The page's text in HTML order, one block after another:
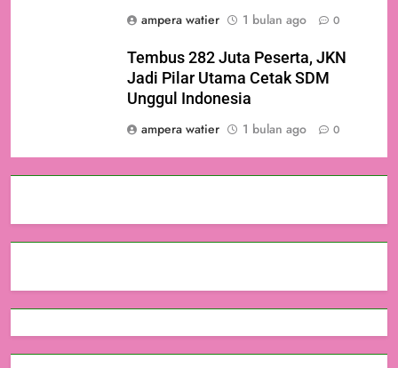
ampera watier
1 bulan ago 0
Tembus 282 Juta Peserta, JKN
Jadi Pilar Utama Cetak SDM
Unggul Indonesia
ampera watier
1 bulan ago 0